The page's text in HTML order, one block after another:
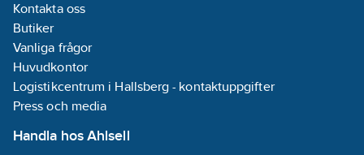
Kontakta oss
Butiker
Vanliga frågor
Huvudkontor
Logistikcentrum i Hallsberg - kontaktuppgifter
Press och media
Handla hos Ahlsell